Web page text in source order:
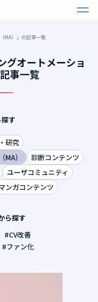
MA）」の記事一覧
グオートメーショ
事一覧
す
研究
）
診断コンテンツ
ユーザコミュニティ
ンガコンテンツ
ら探す
#CV改善
#ファン化